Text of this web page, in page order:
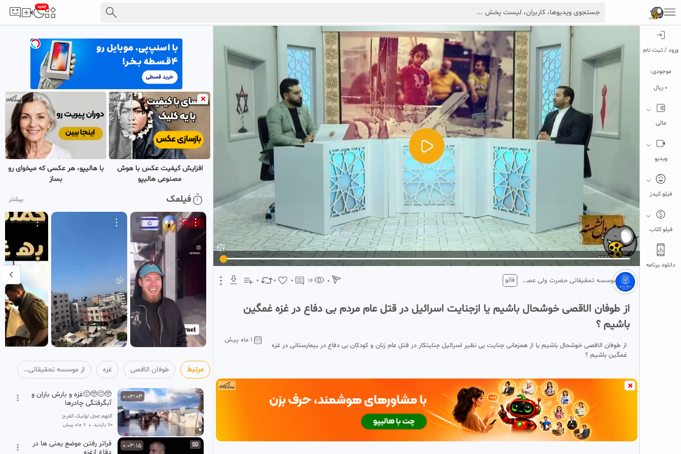
جدید
ورود / ثبت نام
موجودی:
0 ریال
مالی
ویدیو
فیلو کیدز
فیلو کلاب
دانلود برنامه
5
تبلیغ 1 از 2
موسسه تحقیقاتی حضرت ولی عصر واحد خراسان جنوبی فالو 0 0 0 16 0
از طوفان الاقصی خوشحال باشیم یا ازجنایت اسرائیل در قتل عام مردم بی دفاع در غزه غمگین
باشیم ؟
1 ماه پیش
از طوفان الاقصی خوشحال باشیم یا از همزمانی جنایت بی نظیر اسرائیل جنایتکار در قتل عام زنان و کودکان بی دفاع در بیمارستانی در غزه
غمگین باشیم ؟
افزایش کیفیت عکس با هوش
مصنوعی هالیپو
با هالیپو، هر عکسی که میخوای رو
بساز
فیلمک بیشتر
مرتبط طوفان الاقصی غزه از موسسه تحقیقاتی حضرت ولی عصر واحد خراسان جنوبی
0:03:03
🥺😔🥺😔غزه و بارش باران و
آبگرفتگی چادرها
اللهم عجل لولیک الفرج
110 بازدید • 7 ماه پیش
SD
0:03:15
فراتر رفتن موضع یمنی ها در